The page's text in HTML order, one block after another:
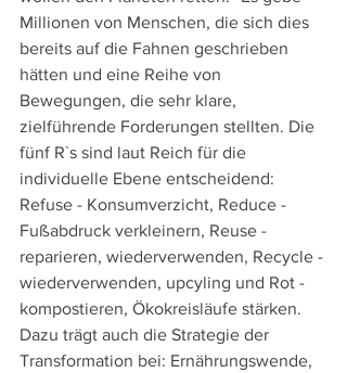
Millionen von Menschen, die sich dies
bereits auf die Fahnen geschrieben
hätten und eine Reihe von
Bewegungen, die sehr klare,
zielführende Forderungen stellten. Die
fünf R`s sind laut Reich für die
individuelle Ebene entscheidend:
Refuse - Konsumverzicht, Reduce -
Fußabdruck verkleinern, Reuse -
reparieren, wiederverwenden, Recycle -
wiederverwenden, upcyling und Rot -
kompostieren, Ökokreisläufe stärken.
Dazu trägt auch die Strategie der
Transformation bei: Ernährungswende,